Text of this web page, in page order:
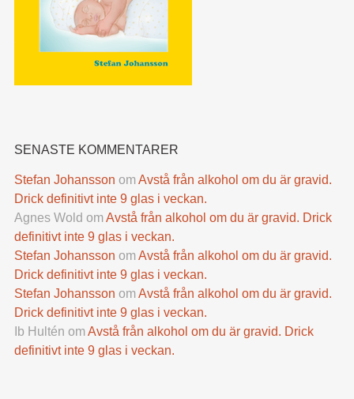
SENASTE KOMMENTARER
Stefan Johansson omAvstå från alkohol om du är gravid.
Drick definitivt inte 9 glas i veckan.
Agnes Wold omAvstå från alkohol om du är gravid. Drick
definitivt inte 9 glas i veckan.
Stefan Johansson omAvstå från alkohol om du är gravid.
Drick definitivt inte 9 glas i veckan.
Stefan Johansson omAvstå från alkohol om du är gravid.
Drick definitivt inte 9 glas i veckan.
Ib Hultén omAvstå från alkohol om du är gravid. Drick
definitivt inte 9 glas i veckan.